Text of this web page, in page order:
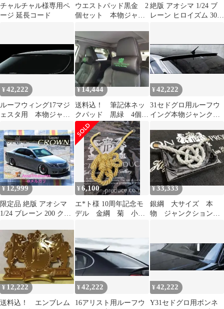
チャルチャル様専用ペ
ージ 延長コード
ウエストパッド黒金 2
個セット 本物ジャン
絶版 アオシマ 1/24 ブ
レーン ヒロイズム 30
¥42,222
ルーフウィング17マジ
ェスタ用 本物ジャン
¥14,444
送料込！ 筆記体ネッ
クパッド 黒緑 4個セ
ット 本物 ジャンク
ションプロデュース
¥42,222
31セドグロ用ルーフウ
イング本物ジャンクシ
¥12,999
限定品 絶版 アオシマ
1/24 ブレーン 200 クラ
¥6,100
エ*ト様 10周年記念モ
デル 金綱 菊 小
¥33,333
銀綱 大サイズ 本
物 ジャンクションプ
¥ 12,222
送料込！ エンブレム
¥42,222
16アリスト用ルーフウ
¥42,222
Y31セドグロ用ボンネ